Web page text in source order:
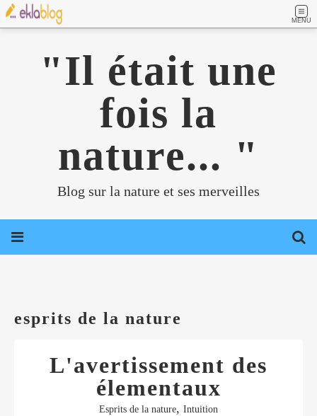
MENU
"Il était une
fois la
nature... "
Blog sur la nature et ses merveilles
esprits de la nature
L'avertissement des
élementaux
Esprits de la nature, Intuition